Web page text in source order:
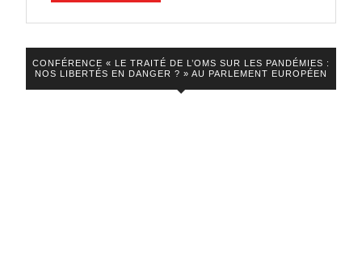
augmente
la
pression
sur
CONFÉRENCE « LE TRAITÉ DE L’OMS SUR LES PANDÉMIES :
NOS LIBERTÉS EN DANGER ? » AU PARLEMENT EUROPÉEN